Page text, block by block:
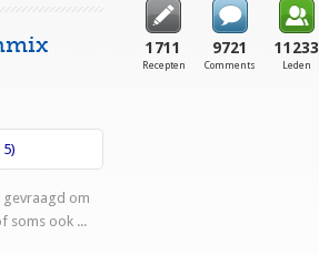
om
soms ook ...
1711
Recepten
9721
Comments
11233
Leden